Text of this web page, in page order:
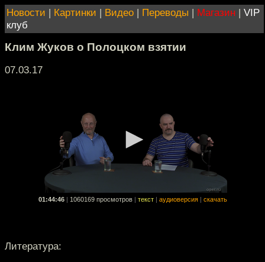
Новости | Картинки | Видео | Переводы | Магазин | VIP
клуб
Клим Жуков о Полоцком взятии
07.03.17
01:44:46 1060169 просмотров текст аудиоверсия скачать
Литература: